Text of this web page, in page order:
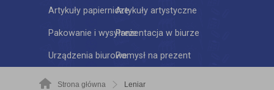
Artykuły papierniczeArtykuły artystyczne
Pakowanie i wysyłaniePrezentacja w biurze
Urządzenia biurowePomysł na prezent
Strona główna Leniar